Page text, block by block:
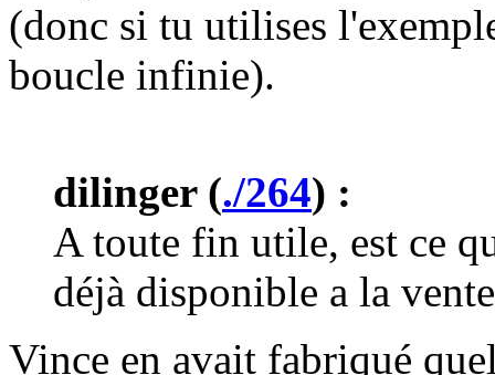
(donc si tu utilises
boucle infinie).
dilinger (./264) :
A toute fin utile, est ce
déjà disponible a la
Vince en avait fabriqué